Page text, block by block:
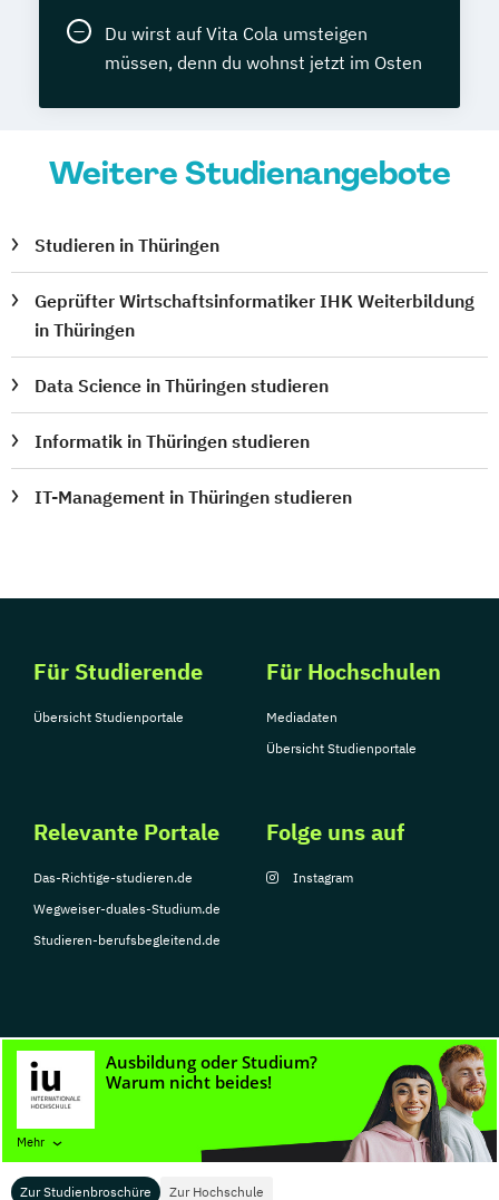
Zur Studienbroschüre Zur Hochschule
Mehr
Du wirst auf Vita Cola umsteigen
müssen, denn du wohnst jetzt im Osten
Weitere Studienangebote
Studieren in Thüringen
Geprüfter Wirtschaftsinformatiker IHK Weiterbildung
in Thüringen
Data Science in Thüringen studieren
Informatik in Thüringen studieren
IT-Management in Thüringen studieren
Für Studierende
Übersicht Studienportale
Für Hochschulen
Mediadaten
Übersicht Studienportale
Relevante Portale
Das-Richtige-studieren.de
Wegweiser-duales-Studium.de
Studieren-berufsbegleitend.de
Folge uns auf
Instagram
© Copyright 2026, TarGroup Media GmbH
Nutzungsbedingungen